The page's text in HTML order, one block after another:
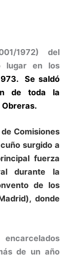
1972) del
lugar en los
Se saldó
de toda la
Comisiones
surgido a
fuerza
durante la
de los
donde
de un año